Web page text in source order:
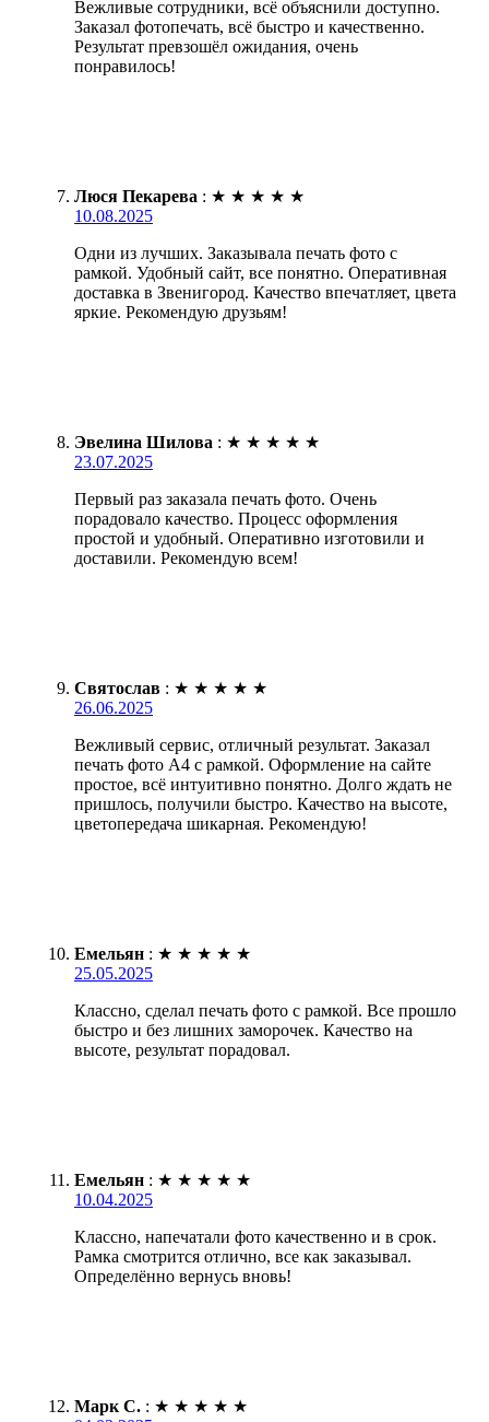
Вежливые сотрудники, всё объяснили доступно.
Заказал фотопечать, всё быстро и качественно.
Результат превзошёл ожидания, очень
понравилось!
Люся Пекарева : ★ ★ ★ ★ ★
10.08.2025
Одни из лучших. Заказывала печать фото с
рамкой. Удобный сайт, все понятно. Оперативная
доставка в Звенигород. Качество впечатляет, цвета
яркие. Рекомендую друзьям!
Эвелина Шилова : ★ ★ ★ ★ ★
23.07.2025
Первый раз заказала печать фото. Очень
порадовало качество. Процесс оформления
простой и удобный. Оперативно изготовили и
доставили. Рекомендую всем!
Святослав : ★ ★ ★ ★ ★
26.06.2025
Вежливый сервис, отличный результат. Заказал
печать фото А4 с рамкой. Оформление на сайте
простое, всё интуитивно понятно. Долго ждать не
пришлось, получили быстро. Качество на высоте,
цветопередача шикарная. Рекомендую!
Емельян : ★ ★ ★ ★ ★
25.05.2025
Классно, сделал печать фото с рамкой. Все прошло
быстро и без лишних заморочек. Качество на
высоте, результат порадовал.
Емельян : ★ ★ ★ ★ ★
10.04.2025
Классно, напечатали фото качественно и в срок.
Рамка смотрится отлично, все как заказывал.
Определённо вернусь вновь!
Марк С. : ★ ★ ★ ★ ★